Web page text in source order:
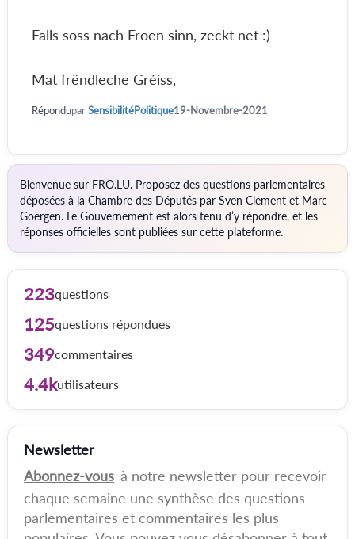
Falls soss nach Froen sinn, zeckt net :)
Mat frëndleche Gréiss,
RéponduparSensibilitéPolitique19-Novembre-2021
Bienvenue sur FRO.LU. Proposez des questions parlementaires
déposées à la Chambre des Députés par Sven Clement et Marc
Goergen. Le Gouvernement est alors tenu d’y répondre, et les
réponses officielles sont publiées sur cette plateforme.
223questions
125questions répondues
349commentaires
4.4kutilisateurs
Newsletter
Abonnez-vous à notre newsletter pour recevoir
chaque semaine une synthèse des questions
parlementaires et commentaires les plus